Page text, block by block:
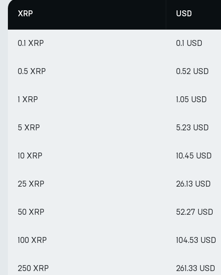
XRP USD
0.1 XRP 0.1 USD
0.5 XRP 0.52 USD
1 XRP 1.05 USD
5 XRP 5.23 USD
10 XRP 10.45 USD
25 XRP 26.13 USD
50 XRP 52.27 USD
100 XRP 104.53 USD
250 XRP 261.33 USD